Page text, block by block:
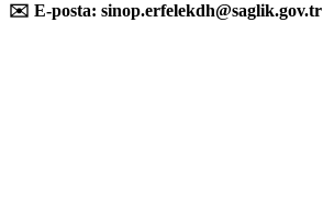
✉️ E-posta: sinop.erfelekdh@saglik.gov.tr